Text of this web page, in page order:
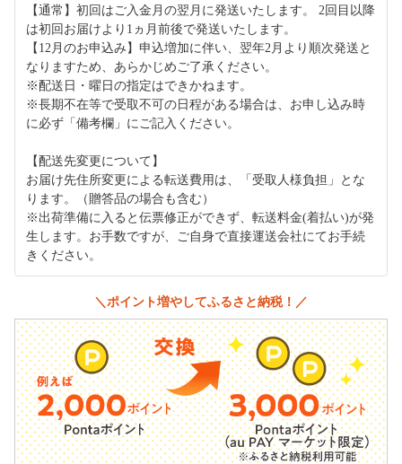
【通常】初回はご入金月の翌月に発送いたします。 2回目以降
は初回お届けより1ヵ月前後で発送いたします。
【12月のお申込み】申込増加に伴い、翌年2月より順次発送と
なりますため、あらかじめご了承ください。
※配送日・曜日の指定はできかねます。
※長期不在等で受取不可の日程がある場合は、お申し込み時
に必ず「備考欄」にご記入ください。
【配送先変更について】
お届け先住所変更による転送費用は、「受取人様負担」とな
ります。（贈答品の場合も含む）
※出荷準備に入ると伝票修正ができず、転送料金(着払い)が発
生します。お手数ですが、ご自身で直接運送会社にてお手続
きください。
＼ポイント増やしてふるさと納税！／